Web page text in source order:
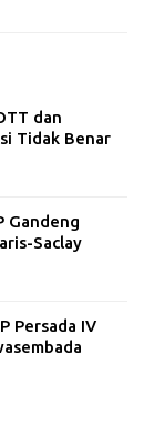
dan
Tidak Benar
Gandeng
Saclay
Persada IV